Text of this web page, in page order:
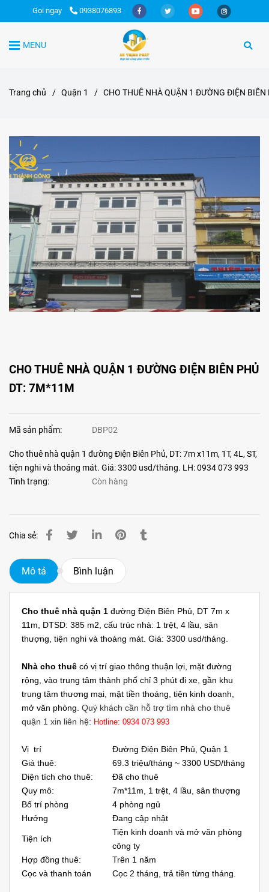
Gọi ngay 0938076893
MENU
Trang chủ / Quận 1 / CHO THUÊ NHÀ QUẬN 1 ĐƯỜNG ĐIỆN
CHO THUÊ NHÀ QUẬN 1 ĐƯỜNG ĐIỆN BIÊN PHỦ
DT: 7M*11M
Mã sản phẩm: DBP02
Cho thuê nhà quận 1 đường Điện Biên Phủ, DT: 7m x11m, 1T, 4L, ST,
tiện nghi và thoáng mát. Giá: 3300 usd/tháng. LH: 0934 073 993
Tình trạng:
Còn hàng
Chia sẻ:
Mô tả Bình luận
Cho thuê nhà quận 1 đường Điện Biên Phủ, DT 7m x
11m, DTSD: 385 m2, cấu trúc nhà: 1 trệt, 4 lầu, sân
thượng, tiện nghi và thoáng mát. Giá: 3300 usd/tháng.
Nhà cho thuê có vị trí giao thông thuận lợi, mặt đường
rộng, vào trung tâm thành phố chỉ 3 phút đi xe, gần khu
trung tâm thương mại, mặt tiền thoáng, tiện kinh doanh,
mở văn phòng. Quý khách cần hỗ trợ tìm nhà cho thuê
quận 1 xin liên hệ: Hotline: 0934 073 993
Vị trí
Đường Điện Biên Phủ, Quận 1
Giá thuê:
69.3 triệu/tháng ~ 3300 USD/tháng
Diện tích cho thuê:
Đã cho thuê
Quy mô:
7m*11m, 1 trệt, 4 lầu, sân thượng
Bố trí phòng
4 phòng ngủ
Hướng
Đang cập nhật
Tiện ích
Tiện kinh doanh và mở văn phòng
công ty
Hợp đồng thuê:
Trên 1 năm
Cọc và thanh toán
Cọc 2 tháng, trả tiền từng tháng.